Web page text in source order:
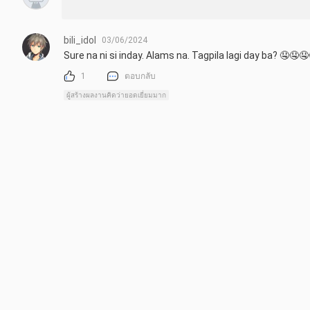
bili_idol 03/06/2024
Sure na ni si inday. Alams na. Tagpila lagi day ba?
1 ตอบกลับ
ผู้สร้างผลงานคิดว่ายอดเยี่ยมมาก